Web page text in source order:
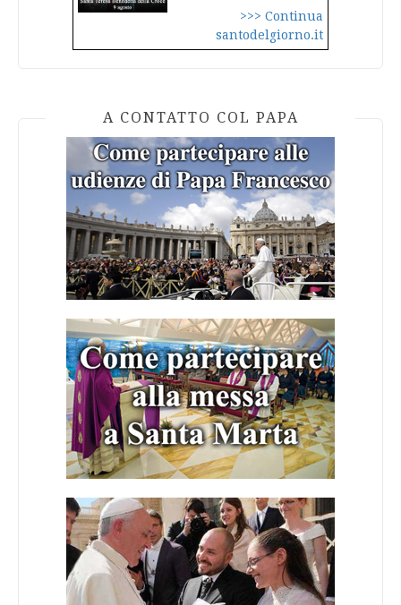
>>> Continua
santodelgiorno.it
A CONTATTO COL PAPA